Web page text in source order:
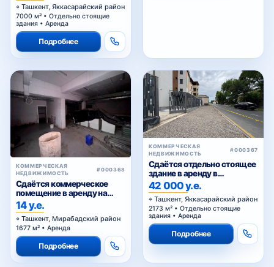
Ташкент, Яккасарайский район
7000 м² • Отдельно стоящие
здания • Аренда
Подробнее
КОММЕРЧЕСКАЯ
НЕДВИЖИМОСТЬ
#000368
Сдаётся коммерческое
помещение в аренду на
Куйлюке
14 у.е.
Ташкент, Мирабадский район
1677 м² • Аренда
Подробнее
КОММЕРЧЕСКАЯ
НЕДВИЖИМОСТЬ
#000367
Сдаётся отдельно стоящее
здание в аренду в
Яккасарайском районе
42 000 у.е.
Ташкент, Яккасарайский район
2173 м² • Отдельно стоящие
здания • Аренда
Подробнее